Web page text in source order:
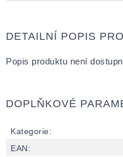
DETAILNÍ POPIS
Popis produktu není
DOPLŇKOVÉ
Kategorie:
EAN: